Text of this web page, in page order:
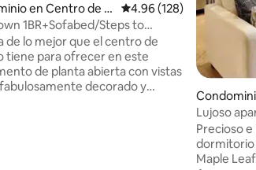
de 5; 168 evaluaciones
en Centro de T
Calificación promedio:
4.96 (128)
1BR+Sofabed/Steps to
MTCC
de lo mejor que el centro de
tiene para ofrecer en este
de planta abierta con vistas
decorado y
oronto
Lujoso
exclusivo
Precioso
dormitorio
Maple